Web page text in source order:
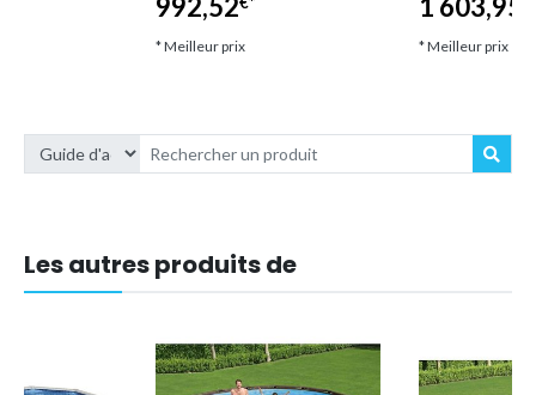
992,52
* Meilleur prix
1 603,95
* Meilleur prix
Les autres produits de